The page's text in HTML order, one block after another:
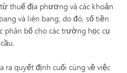
thuế địa phương và các khoản
và liên bang; do đó, số tiền
phân bổ cho các trường học cụ
ra quyết định cuối cùng về việc